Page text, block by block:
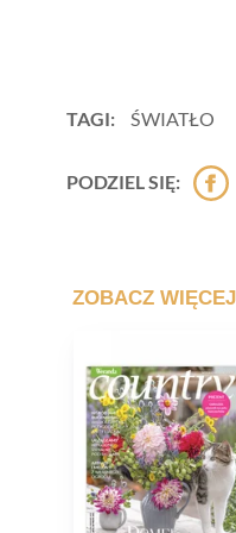
TAGI: ŚWIATŁO
PODZIEL SIĘ: